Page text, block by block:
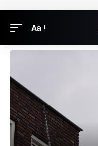
Aa